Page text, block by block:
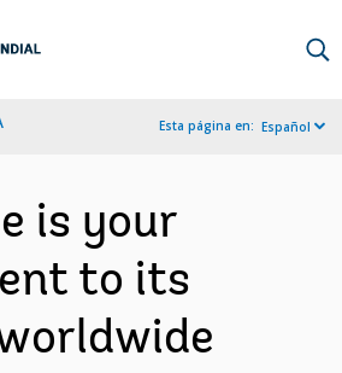
Esta página en: Español
is your
to its